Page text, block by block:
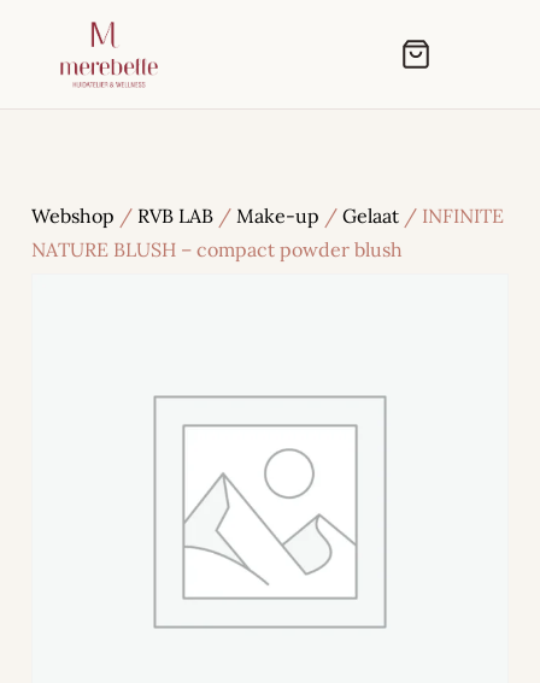
Webshop / RVB LAB / Make-up / Gelaat / INFINITE
NATURE BLUSH – compact powder blush